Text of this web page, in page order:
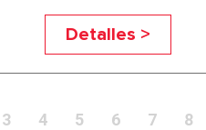
Detalles >
3 4 5 6 7 8